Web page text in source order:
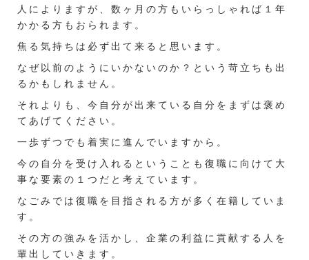
人によりますが、数ヶ月の方もいらっしゃれば１年
かかる方もおられます。
焦る気持ちは必ず出て来ると思います。
なぜ以前のようにいかないのか？という苛立ちも出
るかもしれません。
それよりも、今自分が出来ている自分をまずは褒め
てあげてください。
一歩ずつでも着実に進んでいますから。
今の自分を受け入れるということも復職に向けて大
事な要素の１つだと考えています。
なごみでは復職を目指される方が多く在籍していま
す。
その方の強みを活かし、企業の利益に貢献する人を
輩出していきます。